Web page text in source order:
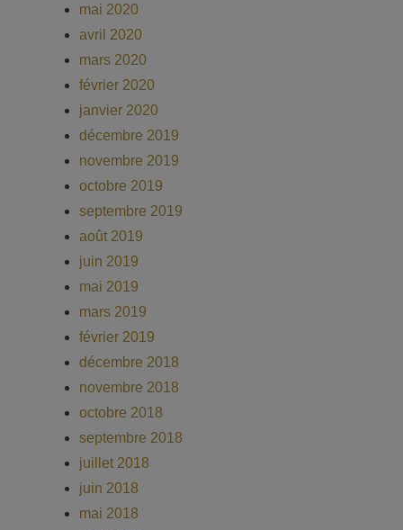
mai 2020
avril 2020
mars 2020
février 2020
janvier 2020
décembre 2019
novembre 2019
octobre 2019
septembre 2019
août 2019
juin 2019
mai 2019
mars 2019
février 2019
décembre 2018
novembre 2018
octobre 2018
septembre 2018
juillet 2018
juin 2018
mai 2018